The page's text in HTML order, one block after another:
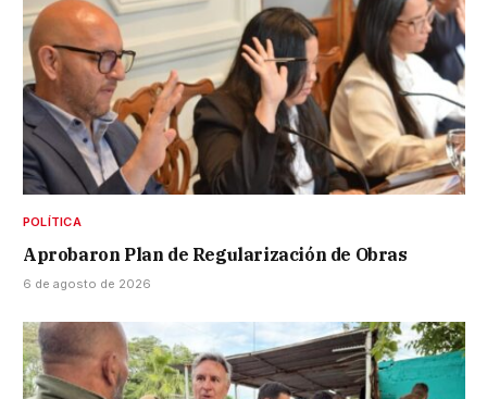
POLÍTICA
Aprobaron Plan de Regularización de Obras
6 de agosto de 2026